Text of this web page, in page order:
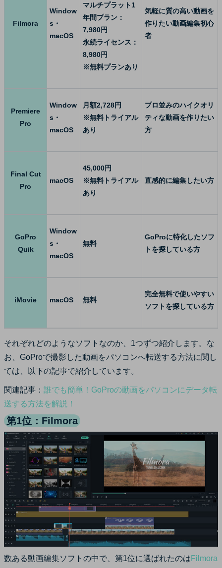
Filmora
Window
s・
macOS
マルチプラット1
年間プラン：
7,980円
永続ライセンス：
8,980円
※無料プランあり
気軽に質の高い動画を
作りたい動画編集初心
者
Premiere
Pro
Window
s・
macOS
月額2,728円
※無料トライアル
あり
プロ並みのハイクオリ
ティな動画を作りたい
方
Final Cut
Pro
macOS
45,000円
※無料トライアル
あり
直感的に編集したい方
GoPro
Quik
Window
s・
macOS
無料
GoProに特化したソフ
トを探している方
iMovie macOS 無料
完全無料で使いやすい
ソフトを探している方
それぞれどのようなソフトなのか、1つずつ紹介します。な
お、GoProで撮影した動画をパソコンへ転送する方法に関し
ては、以下の記事で紹介しています。
関連記事： 誰でも簡単！GoProの動画をパソコンにデータ転
送する方法を解説！
第1位：Filmora
数ある動画編集ソフトの中で、第1位に選ばれたのは Filmora